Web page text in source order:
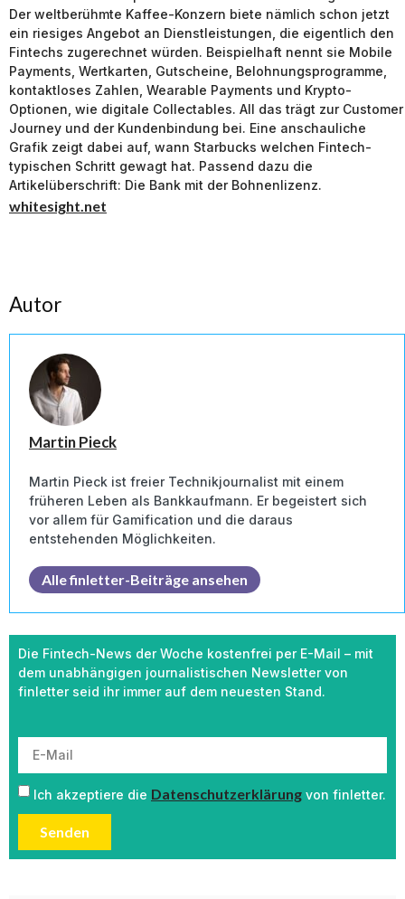
Die Fintech-News der Woche kostenfrei per E-Mail – mit
dem unabhängigen journalistischen Newsletter von
finletter seid ihr immer auf dem neuesten Stand.
Ich akzeptiere die Datenschutzerklärung von finletter.
Senden
Der weltberühmte Kaffee-Konzern biete nämlich schon jetzt
ein riesiges Angebot an Dienstleistungen, die eigentlich den
Fintechs zugerechnet würden. Beispielhaft nennt sie Mobile
Payments, Wertkarten, Gutscheine, Belohnungsprogramme,
kontaktloses Zahlen, Wearable Payments und Krypto-
Optionen, wie digitale Collectables. All das trägt zur Customer
Journey und der Kundenbindung bei. Eine anschauliche
Grafik zeigt dabei auf, wann Starbucks welchen Fintech-
typischen Schritt gewagt hat. Passend dazu die
Artikelüberschrift: Die Bank mit der Bohnenlizenz.
whitesight.net
Autor
Martin Pieck
Martin Pieck ist freier Technikjournalist mit einem
früheren Leben als Bankkaufmann. Er begeistert sich
vor allem für Gamification und die daraus
entstehenden Möglichkeiten.
Alle finletter-Beiträge ansehen